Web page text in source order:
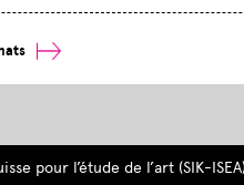
pour l’étude de l’art (SIK-ISEA)